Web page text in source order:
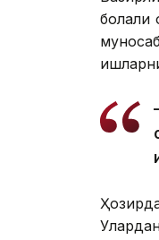
болали